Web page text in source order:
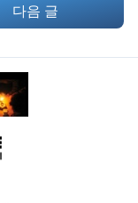
다음 글